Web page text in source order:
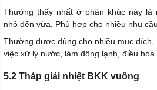
Thường thấy nhất ở phân khúc này là
nhỏ đến vừa. Phù hợp cho nhiều nhu
Thường được dùng cho nhiều mục
việc xử lý nước, làm đông lạnh, điều hòa
5.2 Tháp giải nhiệt BKK vuông